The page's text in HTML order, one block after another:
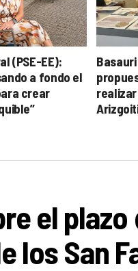
(PSE-EE):
a fondo el
crear
el
los San